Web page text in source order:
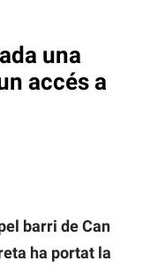
una
accés a
barri de Can
ha portat la